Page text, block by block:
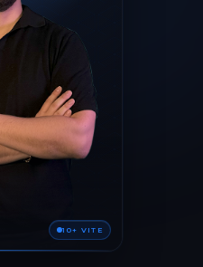
10+ VITE